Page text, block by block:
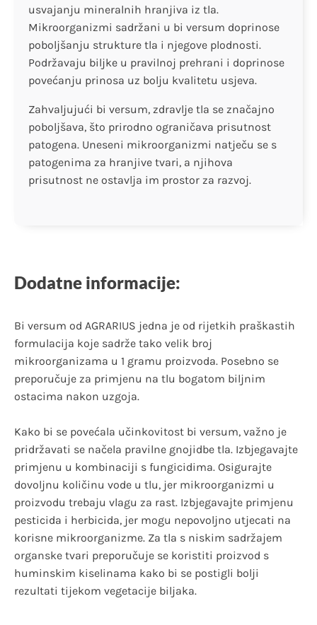
usvajanju mineralnih hranjiva iz tla.
Mikroorganizmi sadržani u bi versum doprinose
poboljšanju strukture tla i njegove plodnosti.
Podržavaju biljke u pravilnoj prehrani i doprinose
povećanju prinosa uz bolju kvalitetu usjeva.
Zahvaljujući bi versum, zdravlje tla se značajno
poboljšava, što prirodno ograničava prisutnost
patogena. Uneseni mikroorganizmi natječu se s
patogenima za hranjive tvari, a njihova
prisutnost ne ostavlja im prostor za razvoj.
Dodatne informacije:
Bi versum od AGRARIUS jedna je od rijetkih praškastih
formulacija koje sadrže tako velik broj
mikroorganizama u 1 gramu proizvoda. Posebno se
preporučuje za primjenu na tlu bogatom biljnim
ostacima nakon uzgoja.
Kako bi se povećala učinkovitost bi versum, važno je
pridržavati se načela pravilne gnojidbe tla. Izbjegavajte
primjenu u kombinaciji s fungicidima. Osigurajte
dovoljnu količinu vode u tlu, jer mikroorganizmi u
proizvodu trebaju vlagu za rast. Izbjegavajte primjenu
pesticida i herbicida, jer mogu nepovoljno utjecati na
korisne mikroorganizme. Za tla s niskim sadržajem
organske tvari preporučuje se koristiti proizvod s
huminskim kiselinama kako bi se postigli bolji
rezultati tijekom vegetacije biljaka.